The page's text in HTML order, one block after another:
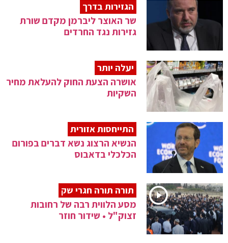
הגזירות בדרך
שר האוצר ליברמן מקדם שורת
גזירות נגד החרדים
יעלה יותר
אושרה הצעת החוק להעלאת מחיר
השקיות
התייחסות אזורית
הנשיא הרצוג נשא דברים בפורום
הכלכלי בדאבוס
תורה תורה חגרי שק
מסע הלווית רבה של רחובות
זצוק"ל • שידור חוזר